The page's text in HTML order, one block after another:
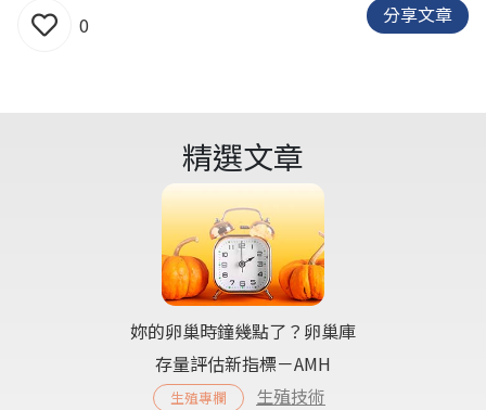
0 分享文章
精選文章
妳的卵巢時鐘幾點了？卵巢庫
存量評估新指標－AMH
生殖專欄 生殖技術